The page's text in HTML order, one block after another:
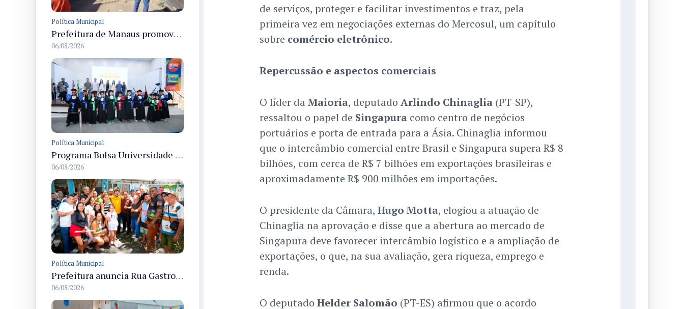
Política Municipal
Prefeitura de Manaus promove demolição administrativa de cinco estruturas que ocupavam calçada pública
06/08/2026
Política Municipal
Programa Bolsa Universidade entrega certificados a formandos em Manaus na sede do Executivo municipal
06/08/2026
Política Municipal
Prefeitura anuncia Rua Gastronômica de Manaus e garante alternativas para 54 ambulantes cadastrados
06/08/2026
de serviços, proteger e facilitar investimentos e traz, pela
primeira vez em negociações externas do Mercosul, um capítulo
sobre comércio eletrônico.
Repercussão e aspectos comerciais
O líder da Maioria, deputado Arlindo Chinaglia(PT-SP),
ressaltou o papel de Singapuracomo centro de negócios
portuários e porta de entrada para a Ásia. Chinaglia informou
que o intercâmbio comercial entre Brasil e Singapura supera R$ 8
bilhões, com cerca de R$ 7 bilhões em exportações brasileiras e
aproximadamente R$ 900 milhões em importações.
O presidente da Câmara, Hugo Motta, elogiou a atuação de
Chinaglia na aprovação e disse que a abertura ao mercado de
Singapura deve favorecer intercâmbio logístico e a ampliação de
exportações, o que, na sua avaliação, gera riqueza, emprego e
renda.
O deputado Helder Salomão (PT-ES) afirmou que o acordo